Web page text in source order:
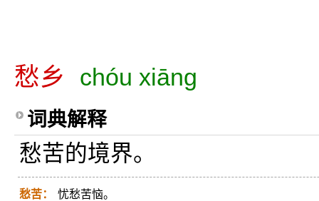
愁乡 chóu xiāng
词典解释
愁苦的境界。
愁苦： 忧愁苦恼。